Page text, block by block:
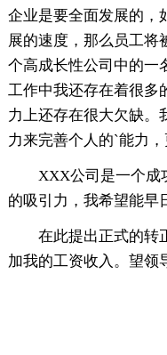
企业是要全面发展的，
展的速度，那么员工将
个高成长性公司中的一
工作中我还存在着很多
力上还存在很大欠缺。
力来完善个人的`能力，
XXX公司是一个成
的吸引力，我希望能早
在此提出正式的转
加我的工资收入。望领